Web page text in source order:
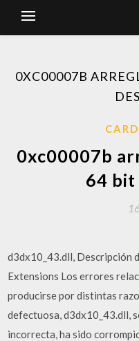
0XC00007B
0xc00007b
64 bit
d3dx10_43.dll, Descripción
Extensions Los errores
producirse por distintas
defectuosa, d3dx10_43.dll,
incorrecta, ha sido